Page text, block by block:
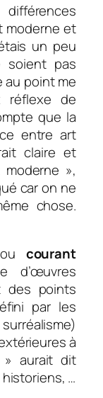
moderne et
un peu
soient pas
au point me
réflexe de
que la
entre art
claire et
»,
car on ne
chose.
courant
d’œuvres
des points
par les
à
» aurait dit
…